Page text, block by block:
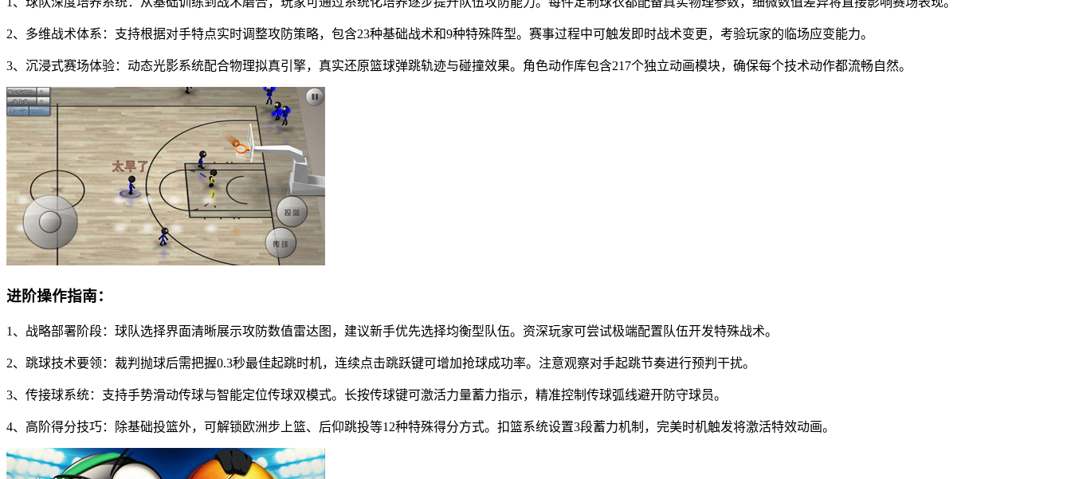
2、多维战术体系：支持根据对手特点实时调整攻防策略，包含23种基础战术和9种特殊阵型。赛事过程中可触发即时战术变更，考验玩家的临场应变能力。
3、沉浸式赛场体验：动态光影系统配合物理拟真引擎，真实还原篮球弹跳轨迹与碰撞效果。角色动作库包含217个独立动画模块，确保每个技术动作都流畅自然。
进阶操作指南：
1、战略部署阶段：球队选择界面清晰展示攻防数值雷达图，建议新手优先选择均衡型队伍。资深玩家可尝试极端配置队伍开发特殊战术。
2、跳球技术要领：裁判抛球后需把握0.3秒最佳起跳时机，连续点击跳跃键可增加抢球成功率。注意观察对手起跳节奏进行预判干扰。
3、传接球系统：支持手势滑动传球与智能定位传球双模式。长按传球键可激活力量蓄力指示，精准控制传球弧线避开防守球员。
4、高阶得分技巧：除基础投篮外，可解锁欧洲步上篮、后仰跳投等12种特殊得分方式。扣篮系统设置3段蓄力机制，完美时机触发将激活特效动画。